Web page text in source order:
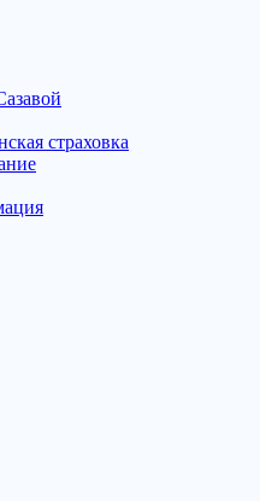
страховка